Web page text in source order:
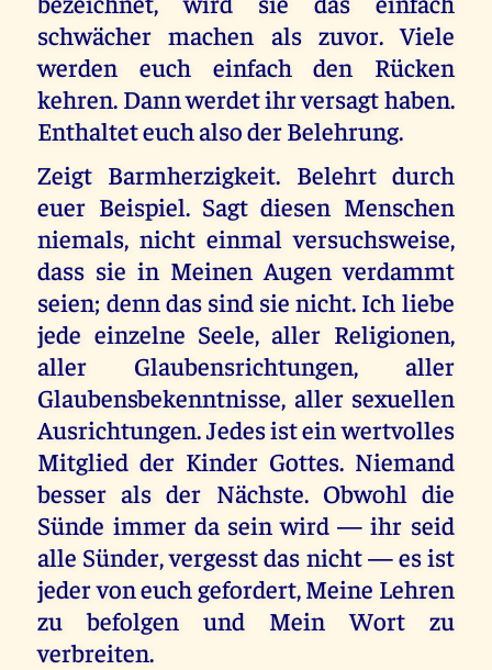
schwächer machen als zuvor. Viele
werden euch einfach den Rücken
kehren. Dann werdet ihr versagt haben.
Enthaltet euch also der Belehrung.
Zeigt Barmherzigkeit. Belehrt durch
euer Beispiel. Sagt diesen Menschen
niemals, nicht einmal versuchsweise,
dass sie in Meinen Augen verdammt
seien; denn das sind sie nicht. Ich liebe
jede einzelne Seele, aller Religionen,
aller Glaubensrichtungen, aller
Glaubensbekenntnisse, aller sexuellen
Ausrichtungen. Jedes ist ein wertvolles
Mitglied der Kinder Gottes. Niemand
besser als der Nächste. Obwohl die
Sünde immer da sein wird — ihr seid
alle Sünder, vergesst das nicht — es ist
jeder von euch gefordert, Meine Lehren
zu befolgen und Mein Wort zu
verbreiten.